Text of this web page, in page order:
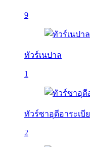
9
ทัวร์เนปาล
1
ทัวร์ซาอุดีอาระเบีย
2